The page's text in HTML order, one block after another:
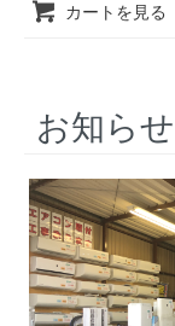
カートを見る
お知らせ